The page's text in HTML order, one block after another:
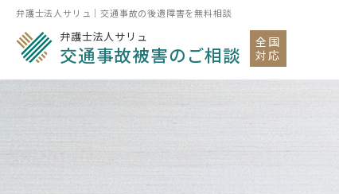
弁護士法人サリュ｜交通事故の後遺障害を無料相談
弁護士法人サリュ
交通事故被害のご相談
全国
対応